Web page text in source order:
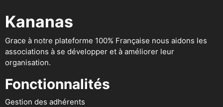
Kananas
Grace à notre plateforme 100% Française nous aidons les
associations à se développer et à améliorer leur
organisation.
Fonctionnalités
Gestion des adhérents